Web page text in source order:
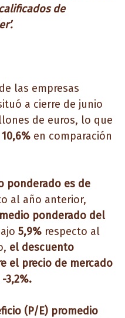
de
las empresas
a cierre de junio
de euros, lo que
en comparación
ponderado es de
al año anterior,
ponderado del
5,9% respecto al
el descuento
el precio de mercado
3,2%.
(P/E) promedio